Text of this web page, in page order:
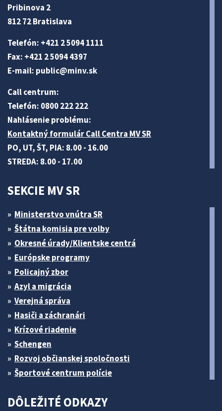
Pribinova 2
812 72 Bratislava
Telefón: +421 2 5094 1111
Fax: +421 2 5094 4397
E-mail: public@minv.sk
Call centrum:
Telefón: 0800 222 222
Nahlásenie problému:
Kontaktný formulár Call Centra MV SR
PO, UT, ŠT, PIA: 8.00 - 16.00
STREDA: 8.00 - 17.00
SEKCIE MV SR
Ministerstvo vnútra SR
Štátna komisia pre volby
Okresné úrady/Klientske centrá
Európske programy
Policajný zbor
Azyl a migrácia
Verejná správa
Hasiči a záchranári
Krízové riadenie
Schengen
Rozvoj občianskej spoločnosti
Športové centrum polície
DÔLEŽITÉ ODKAZY